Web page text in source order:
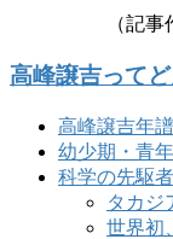
（記
高峰譲吉って
高峰譲吉年譜
幼少期・青
科学の先駆
タカジ
世界初